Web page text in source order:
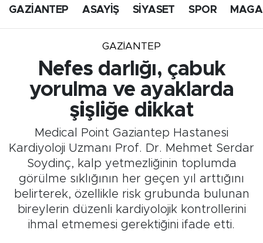
GAZİANTEP ASAYİŞ SİYASET SPOR
GAZIANTEP
Nefes darlığı, çabuk
yorulma ve ayaklarda
şişliğe dikkat
Medical Point Gaziantep Hastanesi
Kardiyoloji Uzmanı Prof. Dr. Mehmet Serdar
Soydinç, kalp yetmezliğinin toplumda
görülme sıklığının her geçen yıl arttığını
belirterek, özellikle risk grubunda bulunan
bireylerin düzenli kardiyolojik kontrollerini
ihmal etmemesi gerektiğini ifade etti.
Süper Lig Puan Durumu ve Fikstür
Tüm Manşetler
Son Dakika Haberleri
Haber Arşivi